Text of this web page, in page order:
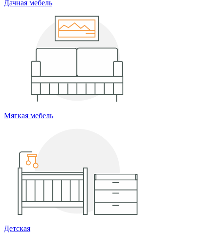
Дачная мебель
Мягкая мебель
Детская